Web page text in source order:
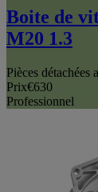
Boite de
M20 1.3
Pièces
Prix€630
Professionnel